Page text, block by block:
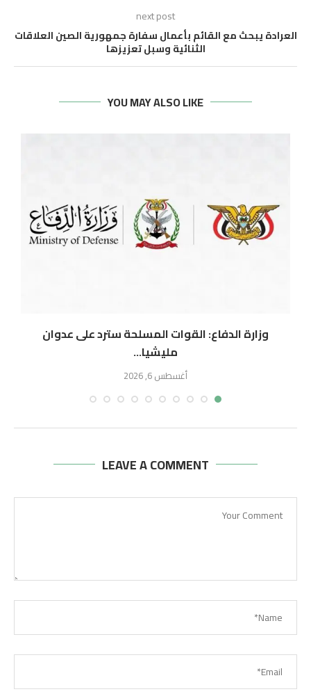
next post
العرادة يبحث مع القائم بأعمال سفارة جمهورية الصين العلاقات
الثنائية وسبل تعزيزها
YOU MAY ALSO LIKE
وزارة الدفاع: القوات المسلحة سترد على عدوان
مليشيا...
أغسطس 6, 2026
LEAVE A COMMENT